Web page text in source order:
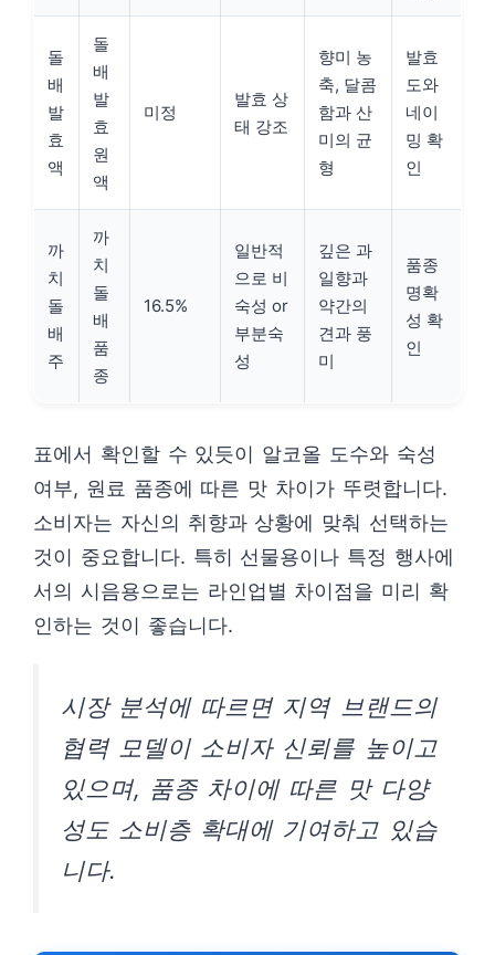
돌
배
발
효
액
돌
배
발
효
원
액
미정
발효 상
태 강조
향미 농
축, 달콤
함과 산
미의 균
형
발효
도와
네이
밍 확
인
까
치
돌
배
주
까
치
돌
배
품
종
16.5%
일반적
으로 비
숙성 or
부분숙
성
깊은 과
일향과
약간의
견과 풍
미
품종
명확
성 확
인
표에서 확인할 수 있듯이 알코올 도수와 숙성
여부, 원료 품종에 따른 맛 차이가 뚜렷합니다.
소비자는 자신의 취향과 상황에 맞춰 선택하는
것이 중요합니다. 특히 선물용이나 특정 행사에
서의 시음용으로는 라인업별 차이점을 미리 확
인하는 것이 좋습니다.
시장 분석에 따르면 지역 브랜드의
협력 모델이 소비자 신뢰를 높이고
있으며, 품종 차이에 따른 맛 다양
성도 소비층 확대에 기여하고 있습
니다.